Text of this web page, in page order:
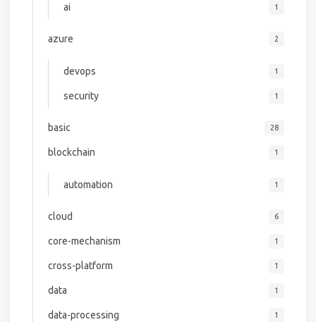
ai 1
azure 2
devops 1
security 1
basic 28
blockchain 1
automation 1
cloud 6
core-mechanism 1
cross-platform 1
data 1
data-processing 1